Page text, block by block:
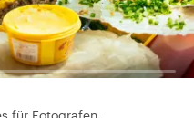
für Fotografen.